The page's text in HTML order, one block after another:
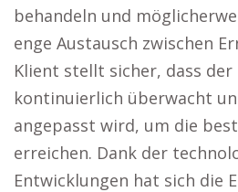
behandeln und
enge Austausch zwischen
Klient stellt sicher, dass
kontinuierlich überwacht
angepasst wird, um die
erreichen. Dank der
Entwicklungen hat sich die